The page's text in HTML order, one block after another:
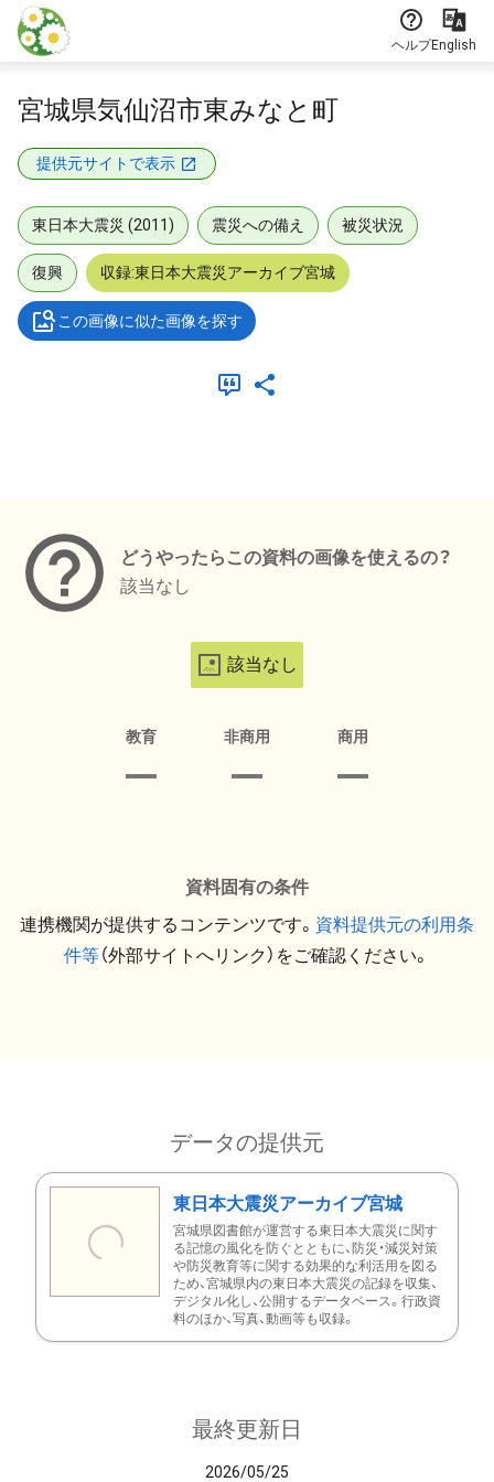
本文に飛ぶ
ヘルプEnglish
宮城県気仙沼市東みなと町
提供元サイトで表示
東日本大震災 (2011) 震災への備え 被災状況
復興 収録:東日本大震災アーカイブ宮城
この画像に似た画像を探す
どうやったらこの資料の画像を使えるの？
該当なし
該当なし
教育 非商用 商用
資料固有の条件
連携機関が提供するコンテンツです。 資料提供元の利用条
件等（外部サイトへリンク）をご確認ください。
データの提供元
東日本大震災アーカイブ宮城
宮城県図書館が運営する東日本大震災に関す
る記憶の風化を防ぐとともに、防災・減災対策
や防災教育等に関する効果的な利活用を図る
ため、宮城県内の東日本大震災の記録を収集、
デジタル化し、公開するデータベース。行政資
料のほか、写真、動画等も収録。
最終更新日
2026/05/25